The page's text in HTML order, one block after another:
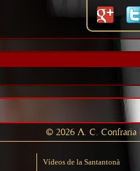
© 2026 A. C. Confraria
Vídeos de la Santantonà